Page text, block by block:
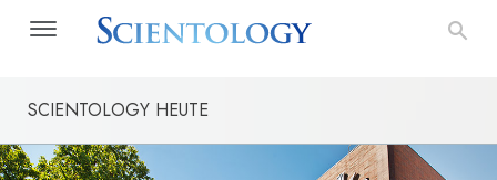
SCIENTOLOGY HEUTE